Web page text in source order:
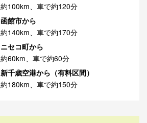
約100km、車で約120分
函館市から
約140km、車で約170分
ニセコ町から
約60km、車で約60分
新千歳空港から（有料区間）
約180km、車で約150分